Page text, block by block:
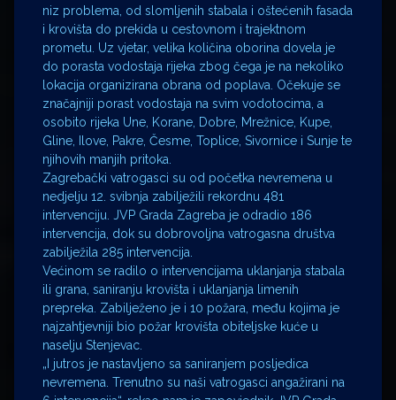
niz problema, od slomljenih stabala i oštećenih fasada
i krovišta do prekida u cestovnom i trajektnom
prometu. Uz vjetar, velika količina oborina dovela je
do porasta vodostaja rijeka zbog čega je na nekoliko
lokacija organizirana obrana od poplava. Očekuje se
značajniji porast vodostaja na svim vodotocima, a
osobito rijeka Une, Korane, Dobre, Mrežnice, Kupe,
Gline, Ilove, Pakre, Česme, Toplice, Sivornice i Sunje te
njihovih manjih pritoka.
Zagrebački vatrogasci su od početka nevremena u
nedjelju 12. svibnja zabilježili rekordnu 481
intervenciju. JVP Grada Zagreba je odradio 186
intervencija, dok su dobrovoljna vatrogasna društva
zabilježila 285 intervencija.
Većinom se radilo o intervencijama uklanjanja stabala
ili grana, saniranju krovišta i uklanjanja limenih
prepreka. Zabilježeno je i 10 požara, među kojima je
najzahtjevniji bio požar krovišta obiteljske kuće u
naselju Stenjevac.
„I jutros je nastavljeno sa saniranjem posljedica
nevremena. Trenutno su naši vatrogasci angažirani na